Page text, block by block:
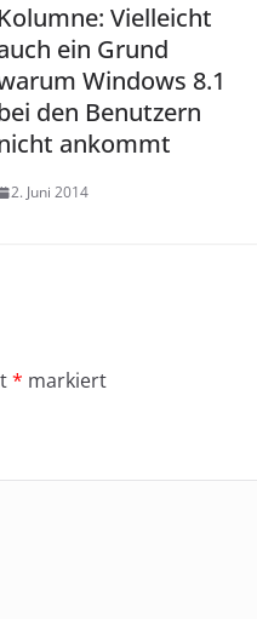
Kolumne: Vielleicht
ein Grund
Windows 8.1
den Benutzern
ankommt
2. Juni 2014
* markiert